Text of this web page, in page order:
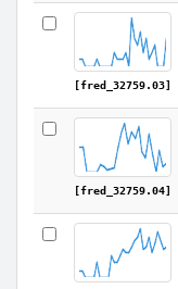
[fred_32759.03]
[fred_32759.04]